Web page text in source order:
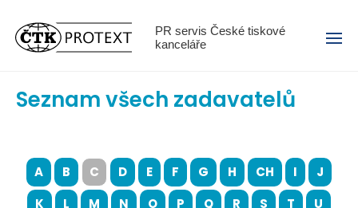
PR servis České tiskové
kanceláře
Menu
Seznam všech zadavatelů
A B C D E F G H CH I
J
K
L M N O P Q R S T
U